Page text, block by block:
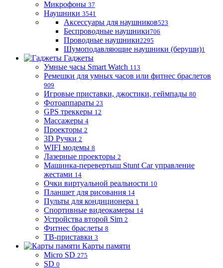
Микрофоны 37
Наушники 3541
Аксессуары для наушников523
Беспроводные наушники706
Проводные наушники2295
Шумоподавляющие наушники (беруши)1
Гаджеты
Умные часы Smart Watch 113
Ремешки для умных часов или фитнес браслетов
909
Игровые приставки, джостики, геймпады 80
Фотоаппараты 23
GPS треккеры 12
Массажеры 4
Проекторы 2
3D Ручки 2
WIFI модемы 8
Лазерные проекторы 2
Машинка-перевертыш Stunt Car управление
жестами 14
Очки виртуальной реальности 10
Планшет для рисования 14
Пульты для кондиционера 1
Спортивные видеокамеры 14
Устройства второй Sim 2
Фитнес браслеты 8
ТВ-приставки 3
Карты памяти
Micro SD 275
SD 0